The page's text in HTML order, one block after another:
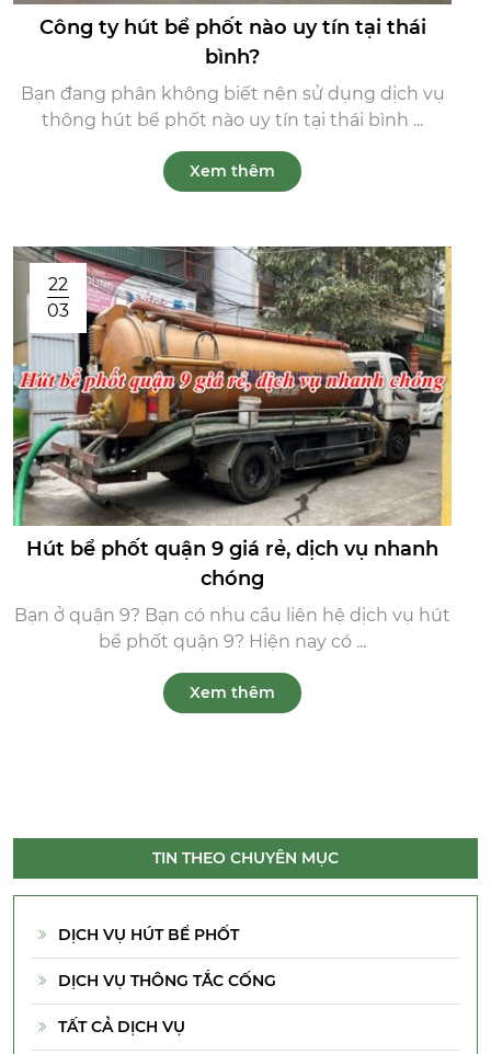
Công ty hút bể phốt nào uy tín tại thái
bình?
Bạn đang phân không biết nên sử dụng dịch vụ
thông hút bể phốt nào uy tín tại thái bình ...
Xem thêm
22
03
Hút bể phốt quận 9 giá rẻ, dịch vụ nhanh
chóng
Bạn ở quận 9? Bạn có nhu cầu liên hệ dịch vụ hút
bể phốt quận 9? Hiện nay có ...
Xem thêm
TIN THEO CHUYÊN MỤC
DỊCH VỤ HÚT BỂ PHỐT
DỊCH VỤ THÔNG TẮC CỐNG
TẤT CẢ DỊCH VỤ